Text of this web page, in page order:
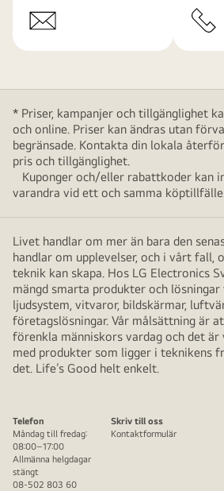
* Priser, kampanjer och tillgänglighet
och online. Priser kan ändras utan
begränsade. Kontakta din lokala
pris och tillgänglighet.
Kuponger och/eller rabattkoder kan
varandra vid ett och samma
Livet handlar om mer än bara den
handlar om upplevelser, och i vårt fall,
teknik kan skapa. Hos LG Electronics
mängd smarta produkter och
ljudsystem, vitvaror, bildskärmar,
företagslösningar. Vår målsättning är
förenkla människors vardag och det
med produkter som ligger i teknikens
det. Life’s Good helt enkelt.
Telefon
Måndag till fredag:
08:00–17:00
Allmänna helgdagar
stängt
08-502 803 60
Skriv till oss
Kontaktformulär